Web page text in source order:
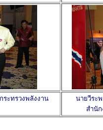
ระทรวงพลังงาน
นายวีระ
สำนั